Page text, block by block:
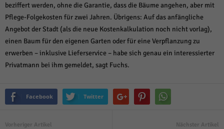
beziffert werden, ohne die Garantie, dass die Bäume angehen, aber mit
Pflege-Folgekosten für zwei Jahren. Übrigens: Auf das anfängliche
Angebot der Stadt (als die neue Kostenkalkulation noch nicht vorlag),
einen Baum für den eigenen Garten oder für eine Verpflanzung zu
erwerben – inklusive Lieferservice – habe sich genau ein interessierter
Privatmann bei ihm gemeldet, sagt Fuchs.
Facebook Twitter
Vorheriger Artikel Nächster Artikel